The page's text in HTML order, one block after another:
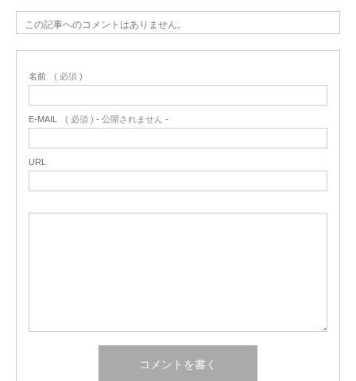
この記事へのコメントはありません。
名前 ( 必須 )
E-MAIL ( 必須 ) - 公開されません -
URL